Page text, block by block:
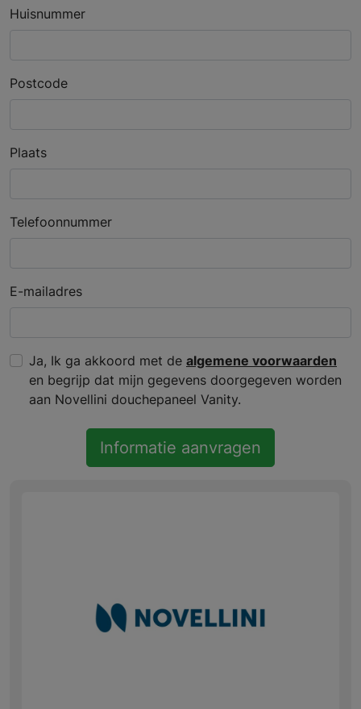
Huisnummer
Postcode
Plaats
Telefoonnummer
E-mailadres
Ja, Ik ga akkoord met de algemene voorwaarden
en begrijp dat mijn gegevens doorgegeven worden
aan Novellini douchepaneel Vanity.
Informatie aanvragen